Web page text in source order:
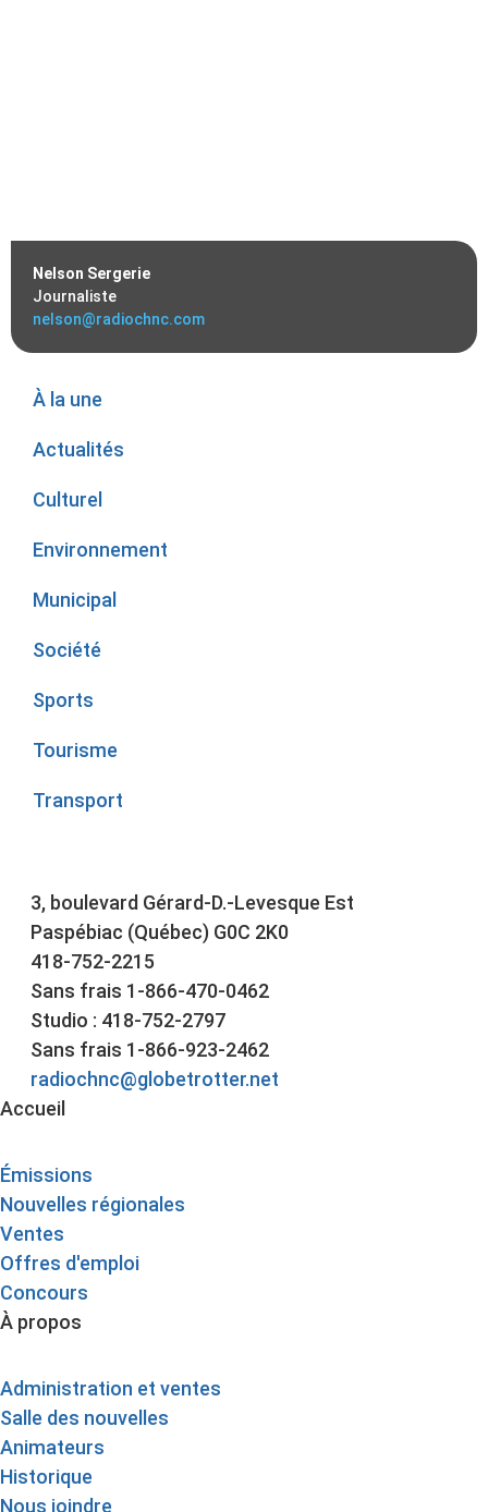
Nelson Sergerie
Journaliste
nelson@radiochnc.com
À la une
Actualités
Culturel
Environnement
Municipal
Société
Sports
Tourisme
Transport
3, boulevard Gérard-D.-Levesque Est
Paspébiac (Québec) G0C 2K0
418-752-2215
Sans frais 1-866-470-0462
Studio : 418-752-2797
Sans frais 1-866-923-2462
radiochnc@globetrotter.net
Accueil
Émissions
Nouvelles régionales
Ventes
Offres d'emploi
Concours
À propos
Administration et ventes
Salle des nouvelles
Animateurs
Historique
Nous joindre